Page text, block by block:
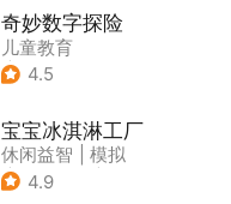
奇妙数字探险
儿童教育
| 儿童益智游戏
4.5
宝宝冰淇淋工厂
休闲益智
模拟
| 宝宝巴士
4.9